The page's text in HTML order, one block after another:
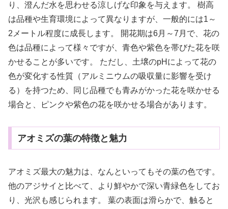
り、澄んだ水を思わせる涼しげな印象を与えます。 樹高
は品種や生育環境によって異なりますが、一般的には1～
2メートル程度に成長します。 開花期は6月～7月で、花の
色は品種によって様々ですが、青色や紫色を帯びた花を咲
かせることが多いです。 ただし、土壌のpHによって花の
色が変化する性質（アルミニウムの吸収量に影響を受け
る）を持つため、同じ品種でも青みがかった花を咲かせる
場合と、ピンクや紫色の花を咲かせる場合があります。
アオミズの葉の特徴と魅力
アオミズ最大の魅力は、なんといってもその葉の色です。
他のアジサイと比べて、より鮮やかで深い青緑色をしてお
り、光沢も感じられます。 葉の表面は滑らかで、触ると